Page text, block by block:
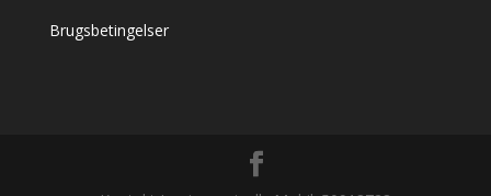
Brugsbetingelser